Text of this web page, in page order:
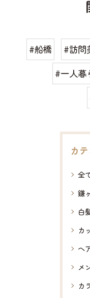
#船橋 #訪問
#一人暮
カ
全
鎌
白
カ
ヘ
メ
カ